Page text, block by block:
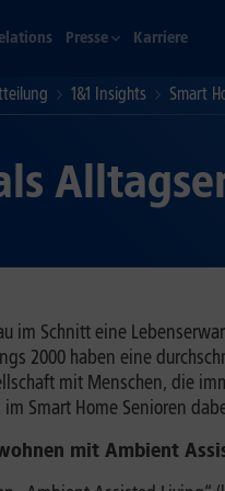
Presse Karriere
1&1 Insights Smart
im Schnitt eine
2000 haben eine
mit Menschen, die
Smart Home Senioren
mit Ambient